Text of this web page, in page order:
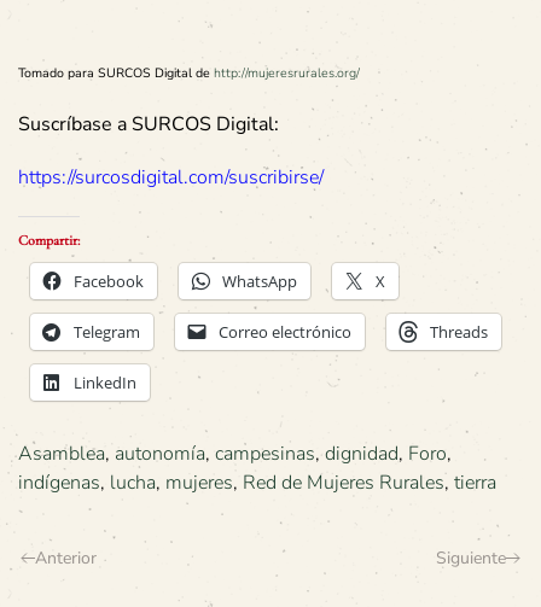
Tomado para SURCOS Digital de http://mujeresrurales.org/
Suscríbase a SURCOS Digital:
https://surcosdigital.com/suscribirse/
Compartir:
Facebook WhatsApp X
Telegram Correo electrónico Threads
LinkedIn
Asamblea, autonomía, campesinas, dignidad, Foro,
indígenas, lucha, mujeres, Red de Mujeres Rurales, tierra
Anterior Siguiente